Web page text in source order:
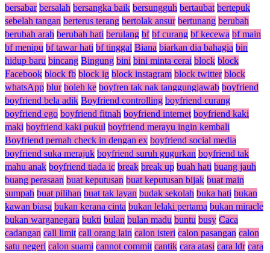
bersabar bersalah bersangka baik bersungguh bertaubat bertepuk
sebelah tangan berterus terang bertolak ansur bertunang berubah
berubah arah berubah hati berulang bf bf curang bf kecewa bf main
bf menipu bf tawar hati bf tinggal Biana biarkan dia bahagia bin
hidup baru bincang Bingung bini bini minta cerai block block
Facebook block fb block ig block instagram block twitter block
whatsApp blur boleh ke boyfren tak nak tanggungjawab boyfriend
boyfriend bela adik Boyfriend controlling boyfriend curang
boyfriend ego boyfriend fitnah boyfriend internet boyfriend kaki
maki boyfriend kaki pukul boyfriend merayu ingin kembali
Boyfriend pernah check in dengan ex boyfriend social media
boyfriend suka merajuk boyfriend suruh gugurkan boyfriend tak
mahu anak boyfriend tiada ic break break up buah hati buang jauh
buang perasaan buat keputusan buat keputusan bijak buat main
sumpah buat pilihan buat tak layan budak sekolah buka hati bukan
kawan biasa bukan kerana cinta bukan lelaki pertama bukan miracle
bukan warganegara bukti bulan bulan madu buntu busy Caca
cadangan call limit call orang lain calon isteri calon pasangan calon
satu negeri calon suami cannot commit cantik cara atasi cara ldr cara